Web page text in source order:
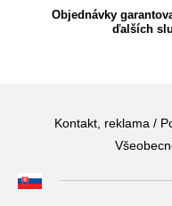
Objednávky
ďalších
Kontakt, reklama /